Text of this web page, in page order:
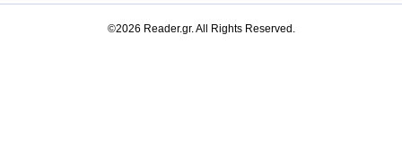
©2026 Reader.gr. All Rights Reserved.